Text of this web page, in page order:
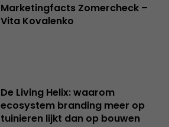
Marketingfacts Zomercheck –
Vita Kovalenko
De Living Helix: waarom
ecosystem branding meer op
tuinieren lijkt dan op bouwen